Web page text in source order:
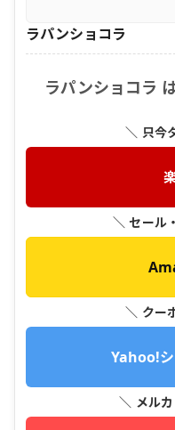
ラパンショコラ
ラパンショコラ
＼ 只今
＼ セール
＼ クー
Yahoo!
＼ メル